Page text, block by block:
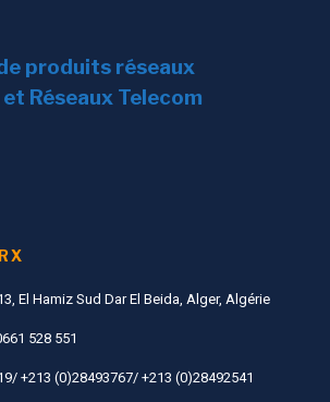
produits réseaux
Réseaux Telecom
X
El Hamiz Sud Dar El Beida, Alger, Algérie
528 551
+213 (0)28493767/ +213 (0)28492541